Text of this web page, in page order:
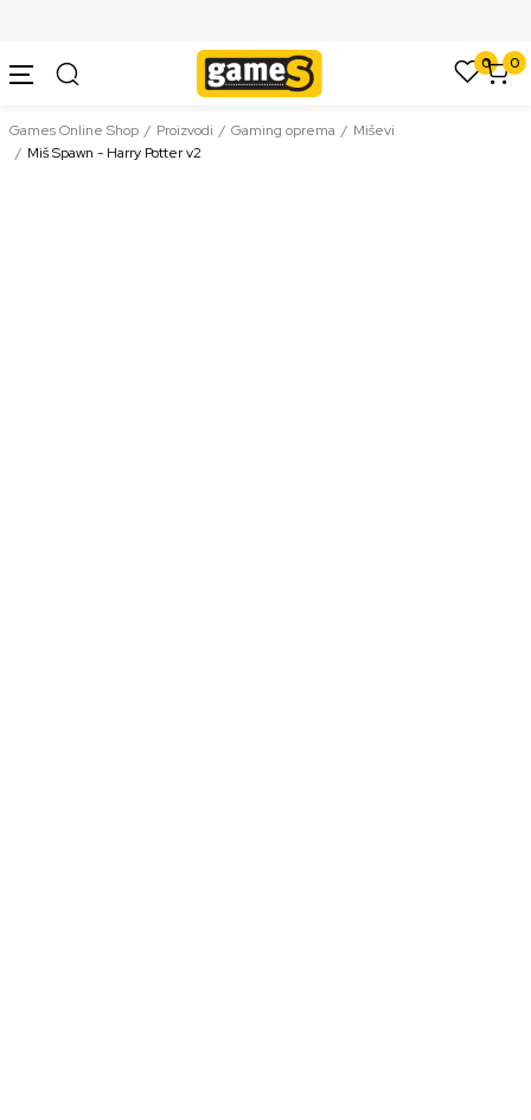
0 0
Games Online Shop Proizvodi Gaming oprema
Miševi
Miš Spawn - Harry Potter v2